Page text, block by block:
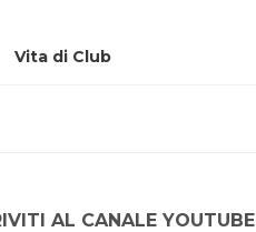
Vita di Club
AL CANALE YOUTUBE